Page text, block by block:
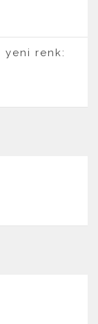
yeni renk: